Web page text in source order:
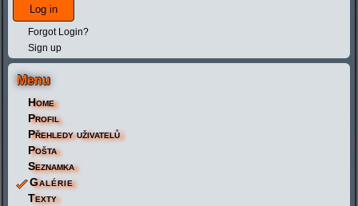
Log in
Forgot Login?
Sign up
Menu
Home
Profil
Přehledy uživatelů
Pošta
Seznamka
Galérie
Texty